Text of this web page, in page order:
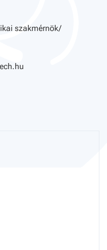
szakmérnök/